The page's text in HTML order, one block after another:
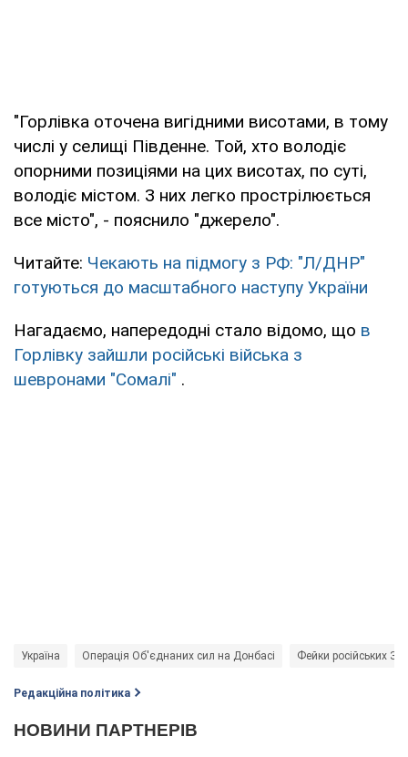
"Горлівка оточена вигідними висотами, в тому
числі у селищі Південне. Той, хто володіє
опорними позиціями на цих висотах, по суті,
володіє містом. З них легко прострілюється
все місто", - пояснило "джерело".
Читайте: Чекають на підмогу з РФ: "Л/ДНР"
готуються до масштабного наступу України
Нагадаємо, напередодні стало відомо, що в
Горлівку зайшли російські війська з
шевронами "Сомалі" .
Україна Операція Об'єднаних сил на Донбасі Фейки російських ЗМІ
Редакційна політика